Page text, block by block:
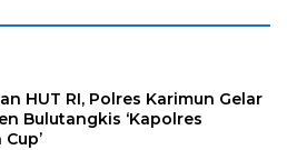
HUT RI, Polres Karimun Gelar
Bulutangkis ‘Kapolres